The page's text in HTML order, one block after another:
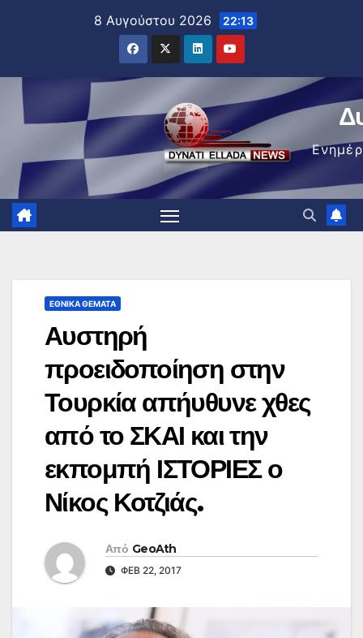
8 Αυγούστου 2026 22:13
ΕΘΝΙΚΆ ΘΈΜΑΤΑ
Αυστηρή
προειδοποίηση στην
Τουρκία απήυθυνε χθες
από το ΣΚΑΙ και την
εκπομπή ΙΣΤΟΡΙΕΣ ο
Νίκος Κοτζιάς.
Από GeoAth
ΦΕΒ 22, 2017